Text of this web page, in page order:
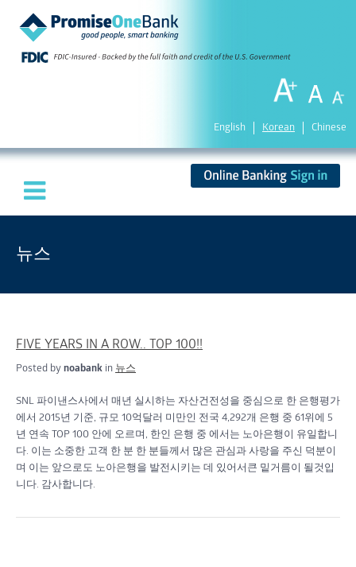
English Korean Chinese
뉴스
FIVE YEARS IN A ROW.. TOP 100!!
Posted by noabank in 뉴스
SNL 파이낸스사에서 매년 실시하는 자산건전성을 중심으로 한 은행평가
에서 2015년 기준, 규모 10억달러 미만인 전국 4,292개 은행 중 61위에 5
년 연속 TOP 100 안에 오르며, 한인 은행 중 에서는 노아은행이 유일합니
다. 이는 소중한 고객 한 분 한 분들께서 많은 관심과 사랑을 주신 덕분이
며 이는 앞으로도 노아은행을 발전시키는 데 있어서큰 밑거름이 될것입
니다. 감사합니다.